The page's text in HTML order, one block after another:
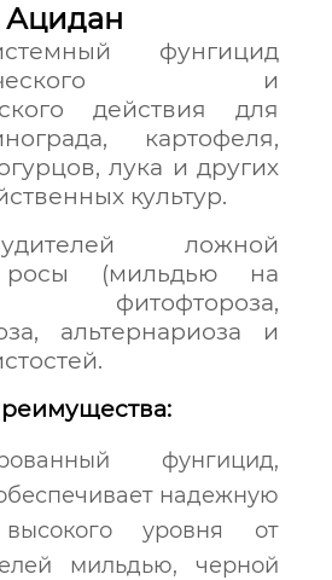
фунгицид
и
действия для
картофеля,
лука и других
культур.
ложной
росы (мильдью на
фитофтороза,
альтернариоза и
фунгицид,
надежную
уровня от
мильдью, черной